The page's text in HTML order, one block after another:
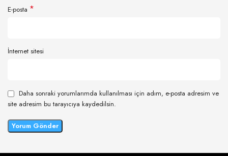
E-posta *
İnternet sitesi
Daha sonraki yorumlarımda kullanılması için adım, e-posta adresim ve
site adresim bu tarayıcıya kaydedilsin.